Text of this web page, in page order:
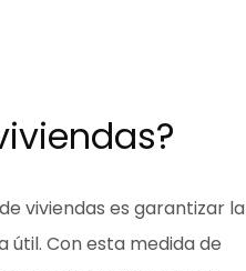
viviendas es garantizar la
útil. Con esta medida de